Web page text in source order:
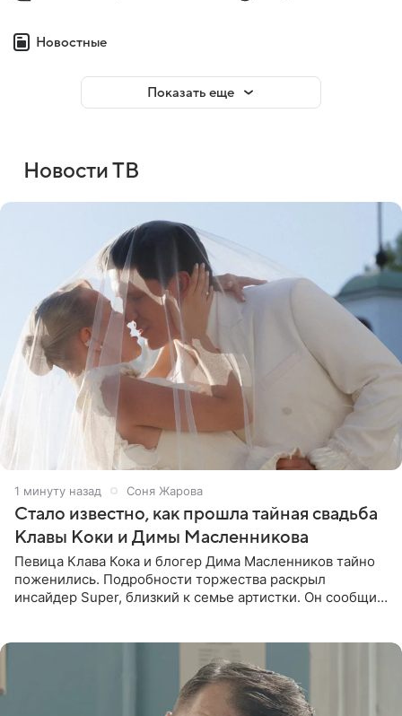
Новостные
Показать еще
Новости ТВ
1 минуту назад Соня Жарова
Стало известно, как прошла тайная свадьба
Клавы Коки и Димы Масленникова
Певица Клава Кока и блогер Дима Масленников тайно
поженились. Подробности торжества раскрыл
инсайдер Super, близкий к семье артистки. Он сообщил,